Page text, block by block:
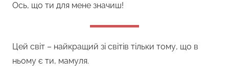
Ось, що ти для мене значиш!
Цей світ – найкращий зі світів тільки тому, що в
ньому є ти, мамуля.